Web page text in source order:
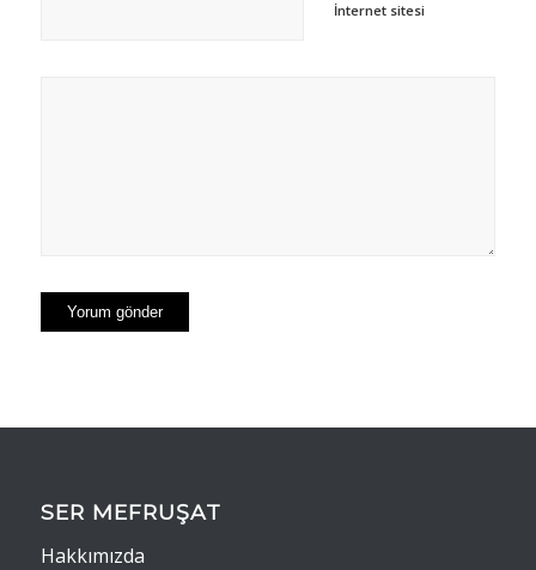
İnternet sitesi
SER MEFRUŞAT
Hakkımızda